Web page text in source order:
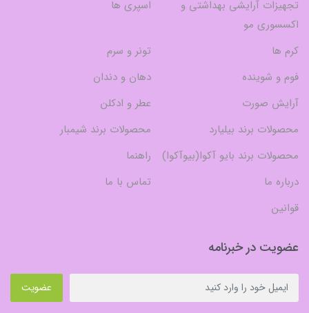
تجهیزات آرایشی بهداشتی و
اکسسوری مو
اسپری ها
کرم ها
تونر و سرم
فوم و شوینده
دهان و دندان
آرایش صورت
عطر و ادکلن
محصولات برند بیلیارد
محصولات برند شیمبار
محصولات برند بایو آکوا(بیوآکوا)
راهنما
درباره ما
تماس با ما
قوانین
عضویت در خبرنامه
عضویت